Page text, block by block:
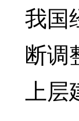
我国
断调
上层